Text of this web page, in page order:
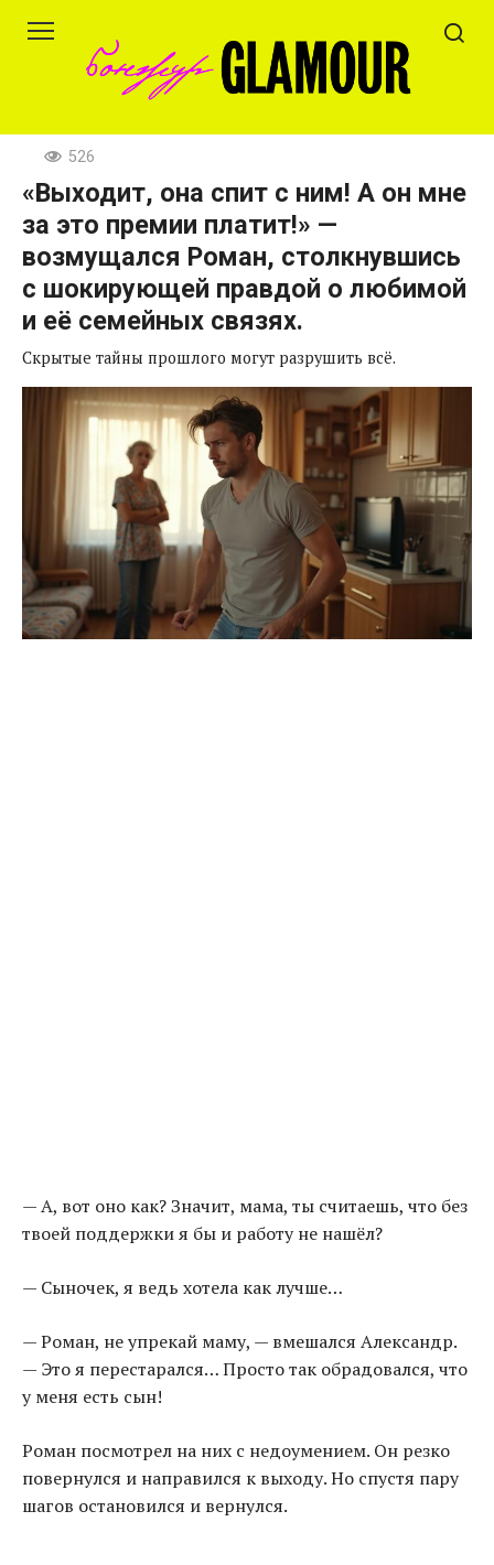
526
«Выходит, она спит с ним! А он мне
за это премии платит!» —
возмущался Роман, столкнувшись
с шокирующей правдой о любимой
и её семейных связях.
Скрытые тайны прошлого могут разрушить всё.
— А, вот оно как? Значит, мама, ты считаешь, что без
твоей поддержки я бы и работу не нашёл?
— Сыночек, я ведь хотела как лучше…
— Роман, не упрекай маму, — вмешался Александр.
— Это я перестарался… Просто так обрадовался, что
у меня есть сын!
Роман посмотрел на них с недоумением. Он резко
повернулся и направился к выходу. Но спустя пару
шагов остановился и вернулся.